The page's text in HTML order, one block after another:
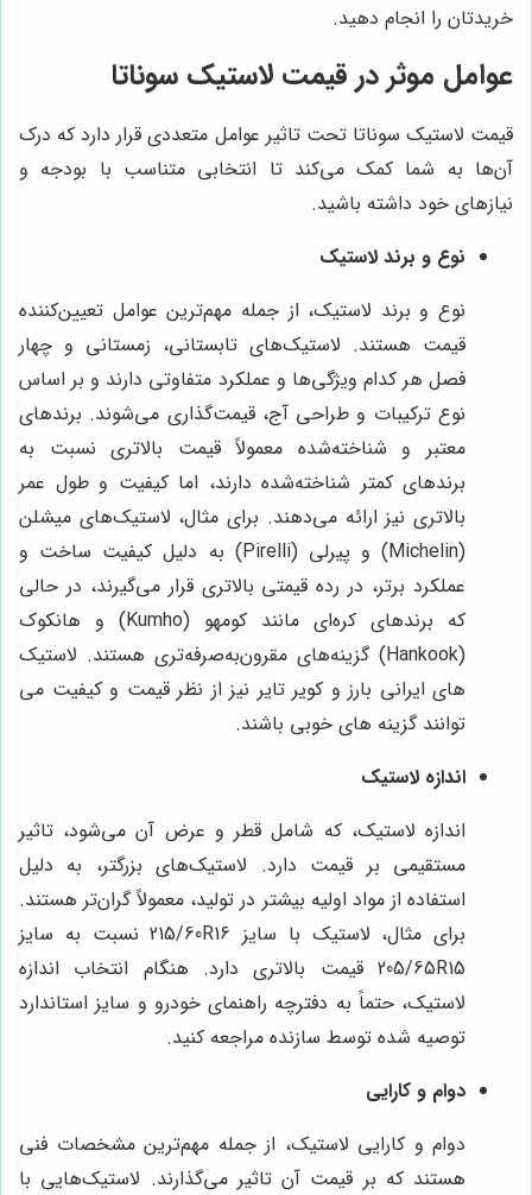
خریدتان را انجام دهید.
عوامل موثر در قیمت لاستیک سوناتا
قیمت لاستیک سوناتا تحت تاثیر عوامل متعددی قرار دارد که درک
آن‌ها به شما کمک می‌کند تا انتخابی متناسب با بودجه و
نیازهای خود داشته باشید.
نوع و برند لاستیک
نوع و برند لاستیک، از جمله مهم‌ترین عوامل تعیین‌کننده
قیمت هستند. لاستیک‌های تابستانی، زمستانی و چهار
فصل هر کدام ویژگی‌ها و عملکرد متفاوتی دارند و بر اساس
نوع ترکیبات و طراحی آج، قیمت‌گذاری می‌شوند. برندهای
معتبر و شناخته‌شده معمولاً قیمت بالاتری نسبت به
برندهای کمتر شناخته‌شده دارند، اما کیفیت و طول عمر
بالاتری نیز ارائه می‌دهند. برای مثال، لاستیک‌های میشلن
(Michelin) و پیرلی (Pirelli) به دلیل کیفیت ساخت و
عملکرد برتر، در رده قیمتی بالاتری قرار می‌گیرند، در حالی
که برندهای کره‌ای مانند کومهو (Kumho) و هانکوک
(Hankook) گزینه‌های مقرون‌به‌صرفه‌تری هستند. لاستیک
های ایرانی بارز و کویر تایر نیز از نظر قیمت و کیفیت می
توانند گزینه های خوبی باشند.
اندازه لاستیک
اندازه لاستیک، که شامل قطر و عرض آن می‌شود، تاثیر
مستقیمی بر قیمت دارد. لاستیک‌های بزرگتر، به دلیل
استفاده از مواد اولیه بیشتر در تولید، معمولاً گران‌تر هستند.
برای مثال، لاستیک با سایز 215/60R16 نسبت به سایز
205/65R15 قیمت بالاتری دارد. هنگام انتخاب اندازه
لاستیک، حتماً به دفترچه راهنمای خودرو و سایز استاندارد
توصیه شده توسط سازنده مراجعه کنید.
دوام و کارایی
دوام و کارایی لاستیک، از جمله مهم‌ترین مشخصات فنی
هستند که بر قیمت آن تاثیر می‌گذارند. لاستیک‌هایی با